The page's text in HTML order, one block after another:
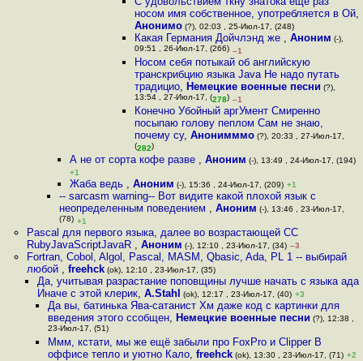
носом имя собственное, употребляется в Ой,
Анонимо(?), 02:03 , 25-Июл-17, (248)
Какая Германия Дойчлэнд же , Аноним (-),
09:51 , 26-Июл-17, (266) –1
Носом себя потыкай об английскую
транскрибцию языка Java Не надо путать
традицио, Немецкие военные песни (?),
13:54 , 27-Июл-17, (278) –1
Конечно Убойный аргУмент Смиренно
посыпаю голову пеплом Сам не знаю,
почему су, Анонимммо(?), 20:33 , 27-Июл-17,
(282)
А не от сорта кофе разве , Аноним (-), 13:49 , 24-Июл-17, (194)
+1
Жаба ведь , Аноним (-), 15:36 , 24-Июл-17, (209) +1
-- sarcasm warning-- Вот видите какой плохой язык с
неопределенным поведением , Аноним (-), 13:46 , 23-Июл-17,
(78) +1
Pascal для первого языка, далее во возрастающей CC
RubyJavaScriptJavaR , Аноним (-), 12:10 , 23-Июл-17, (34) –3
Fortran, Cobol, Algol, Pascal, MASM, Qbasic, Ada, PL 1 -- выбирай
любой , freehck(ok), 12:10 , 23-Июл-17, (35)
Да, учитывая разрастание поповщины лучше начать с языка ада
Иначе с этой клерик, A.Stahl (ok), 12:17 , 23-Июл-17, (40) +3
Да вы, батинька Ява-сатанист Хм даже код с картинки для
введения этого ссобщен, Немецкие военные песни (?), 12:38 ,
23-Июл-17, (51)
Ммм, кстати, мы же ещё забыли про FoxPro и Clipper В
оффисе тепло и уютно Кало,freehck (ok), 13:30 , 23-Июл-17, (71) +2